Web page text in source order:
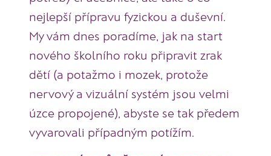
nejlepší přípravu fyzickou a duševní.
My vám dnes poradíme, jak na start
nového školního roku připravit zrak
dětí (a potažmo i mozek, protože
nervový a vizuální systém jsou velmi
úzce propojené), abyste se tak předem
vyvarovali případným potížím.